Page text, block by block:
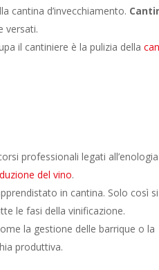
cantina d’invecchiamento.
versati.
il cantiniere è la pulizia della
professionali legati
del vino.
in cantina. Solo così si
le fasi della vinificazione.
la gestione delle barrique o la
produttiva.